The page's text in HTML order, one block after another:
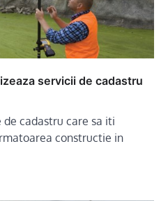
servicii de cadastru
cadastru care sa iti
constructie in